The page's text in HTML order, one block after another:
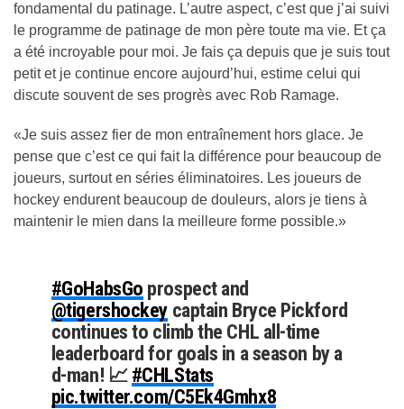
fondamental du patinage. L’autre aspect, c’est que j’ai suivi
le programme de patinage de mon père toute ma vie. Et ça
a été incroyable pour moi. Je fais ça depuis que je suis tout
petit et je continue encore aujourd’hui, estime celui qui
discute souvent de ses progrès avec Rob Ramage.
«Je suis assez fier de mon entraînement hors glace. Je
pense que c’est ce qui fait la différence pour beaucoup de
joueurs, surtout en séries éliminatoires. Les joueurs de
hockey endurent beaucoup de douleurs, alors je tiens à
maintenir le mien dans la meilleure forme possible.»
#GoHabsGo prospect and
@tigershockeycaptain Bryce Pickford
continues to climb the CHL all-time
leaderboard for goals in a season by a
d-man! 📈#CHLStats
pic.twitter.com/C5Ek4Gmhx8